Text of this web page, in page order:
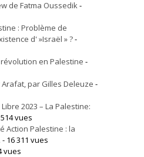
de Fatma Oussedik-
: Problème de
d' »Israël » ?-
en Palestine -
par Gilles Deleuze -
2023 – La Palestine:
vues
Action Palestine : la
- 16 311 vues
vues